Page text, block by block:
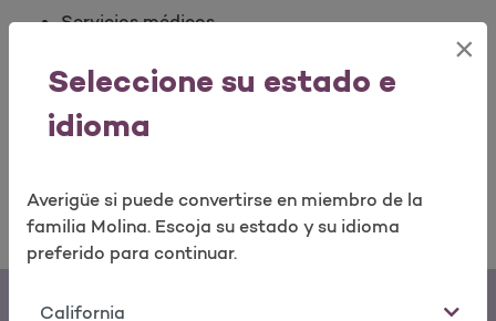
Seleccione su estado e
idioma
×
Averigüe si puede convertirse en miembro de la
familia Molina. Escoja su estado y su idioma
preferido para continuar.
Estado
Servicios médicos
Medicamentos